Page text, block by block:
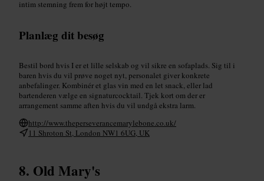
intim stemning frem for højt tempo.
Planlæg dit besøg
Bestil bord hvis I er et lille selskab og vil sikre en sofaplads. Sig til i
baren hvis du vil prøve noget nyt, personalet giver konkrete
anbefalinger. Kombinér et glas vin med en let snack, eller lad
bartenderen vælge en signaturcocktail. Tjek kort om der er
arrangement samme aften hvis du vil undgå ekstra larm.
http://www.theperseverancemarylebone.co.uk/
11 Shroton St, London NW1 6UG, UK
Old Mary's